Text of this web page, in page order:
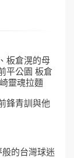
板倉滉的母
平公園 板倉
靈魂拉麵
鋒青訓與他
的台灣球迷